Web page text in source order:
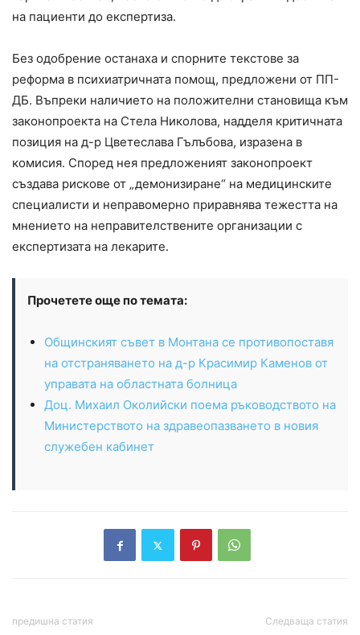
на пациенти до експертиза.
Без одобрение останаха и спорните текстове за
реформа в психиатричната помощ, предложени от ПП-
ДБ. Въпреки наличието на положителни становища към
законопроекта на Стела Николова, надделя критичната
позиция на д-р Цветеслава Гълъбова, изразена в
комисия. Според нея предложеният законопроект
създава рискове от „демонизиране“ на медицинските
специалисти и неправомерно приравнява тежестта на
мнението на неправителствените организации с
експертизата на лекарите.
Прочетете още по темата:
Общинският съвет в Монтана се противопоставя
на отстраняването на д-р Красимир Каменов от
управата на областната болница
Доц. Михаил Околийски поема ръководството на
Министерството на здравеопазването в новия
служебен кабинет
предишна статия Следваща статия